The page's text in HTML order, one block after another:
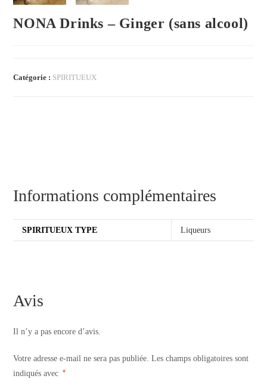
NONA Drinks – Ginger (sans alcool)
Catégorie : SPIRITUEUX
Informations complémentaires
SPIRITUEUX TYPE Liqueurs
Avis
Il n’y a pas encore d’avis.
Votre adresse e-mail ne sera pas publiée. Les champs obligatoires sont
indiqués avec
*